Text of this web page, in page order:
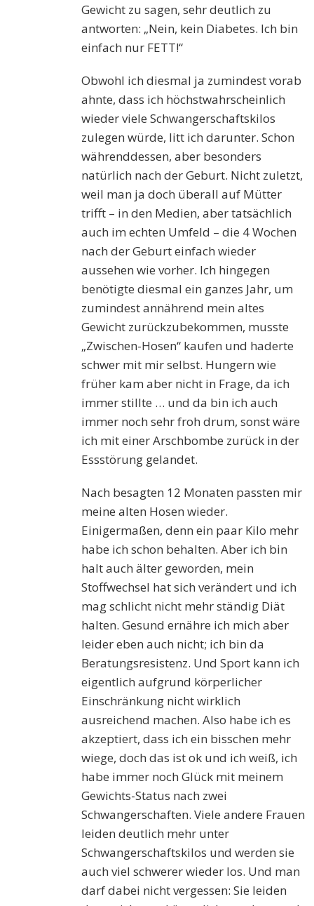
Gewicht zu sagen, sehr deutlich zu
antworten: „Nein, kein Diabetes. Ich bin
einfach nur FETT!“
Obwohl ich diesmal ja zumindest vorab
ahnte, dass ich höchstwahrscheinlich
wieder viele Schwangerschaftskilos
zulegen würde, litt ich darunter. Schon
währenddessen, aber besonders
natürlich nach der Geburt. Nicht zuletzt,
weil man ja doch überall auf Mütter
trifft – in den Medien, aber tatsächlich
auch im echten Umfeld – die 4 Wochen
nach der Geburt einfach wieder
aussehen wie vorher. Ich hingegen
benötigte diesmal ein ganzes Jahr, um
zumindest annährend mein altes
Gewicht zurückzubekommen, musste
„Zwischen-Hosen“ kaufen und haderte
schwer mit mir selbst. Hungern wie
früher kam aber nicht in Frage, da ich
immer stillte … und da bin ich auch
immer noch sehr froh drum, sonst wäre
ich mit einer Arschbombe zurück in der
Essstörung gelandet.
Nach besagten 12 Monaten passten mir
meine alten Hosen wieder.
Einigermaßen, denn ein paar Kilo mehr
habe ich schon behalten. Aber ich bin
halt auch älter geworden, mein
Stoffwechsel hat sich verändert und ich
mag schlicht nicht mehr ständig Diät
halten. Gesund ernähre ich mich aber
leider eben auch nicht; ich bin da
Beratungsresistenz. Und Sport kann ich
eigentlich aufgrund körperlicher
Einschränkung nicht wirklich
ausreichend machen. Also habe ich es
akzeptiert, dass ich ein bisschen mehr
wiege, doch das ist ok und ich weiß, ich
habe immer noch Glück mit meinem
Gewichts-Status nach zwei
Schwangerschaften. Viele andere Frauen
leiden deutlich mehr unter
Schwangerschaftskilos und werden sie
auch viel schwerer wieder los. Und man
darf dabei nicht vergessen: Sie leiden